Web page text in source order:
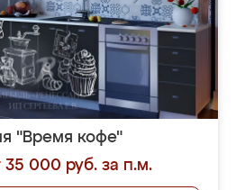
"Время кофе"
35 000 руб. за п.м.